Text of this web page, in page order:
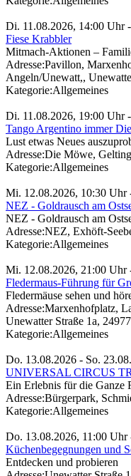
Di. 11.08.2026, 14:00 Uhr
Fiese Krabbler
Mitmach-Aktionen –
Adresse:Pavillon,
Angeln/Unewatt,,
Kategorie:Allgemeines
Di. 11.08.2026, 19:00 Uhr
Tango Argentino immer
Lust etwas Neues
Adresse:Die Möwe,
Kategorie:Allgemeines
Mi. 12.08.2026, 10:30 Uhr
NEZ - Goldrausch am
NEZ - Goldrausch am
Adresse:NEZ, Exhöft-
Kategorie:Allgemeines
Mi. 12.08.2026, 21:00 Uhr
Fledermaus-Führung für
Fledermäuse sehen und
Adresse:Marxenhofplatz,
Unewatter Straße 1a,
Kategorie:Allgemeines
Do. 13.08.2026 - So.
UNIVERSAL CIRCUS
Ein Erlebnis für die Ganze
Adresse:Bürgerpark,
Kategorie:Allgemeines
Do. 13.08.2026, 11:00 Uhr
Küchenbegegnungen und
Entdecken und probieren